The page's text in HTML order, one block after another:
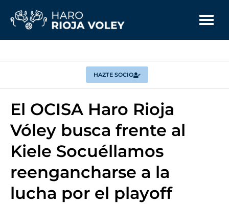
HAZTE SOCIO
El OCISA Haro Rioja
Vóley busca frente al
Kiele Socuéllamos
reengancharse a la
lucha por el playoff